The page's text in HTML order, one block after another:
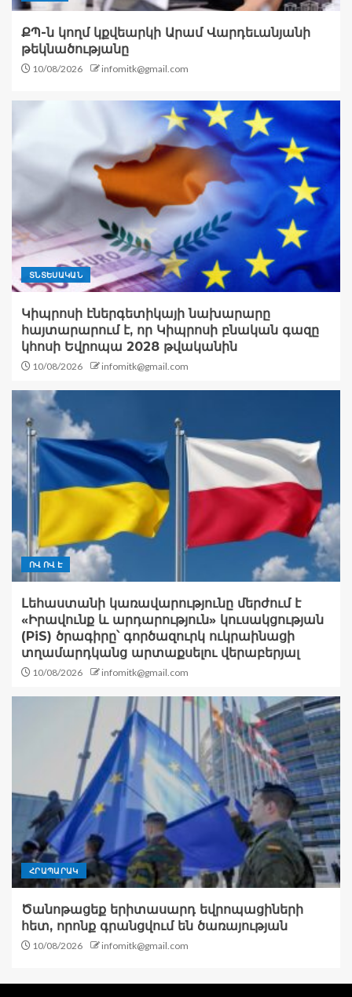
ՔՊ-ն կողմ կքվեարկի Արամ Վարդեւանյանի
թեկնածությանը
10/08/2026 infomitk@gmail.com
ՏՆՏԵՍԱԿԱՆ
Կիպրոսի էներգետիկայի նախարարը
հայտարարում է, որ Կիպրոսի բնական գազը
կհոսի Եվրոպա 2028 թվականին
10/08/2026 infomitk@gmail.com
ՈՎ ՈՎ Է
Լեհաստանի կառավարությունը մերժում է
«Իրավունք և արդարություն» կուսակցության
(PiS) ծրագիրը՝ գործազուրկ ուկրաինացի
տղամարդկանց արտաքսելու վերաբերյալ
10/08/2026 infomitk@gmail.com
ՀՐԱՊԱՐԱԿ
Ծանոթացեք երիտասարդ եվրոպացիների
հետ, որոնք գրանցվում են ծառայության
10/08/2026 infomitk@gmail.com